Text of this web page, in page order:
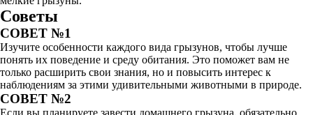
Советы
СОВЕТ №1
Изучите особенности каждого вида грызунов, чтобы лучше
понять их поведение и среду обитания. Это поможет вам не
только расширить свои знания, но и повысить интерес к
наблюдениям за этими удивительными животными в природе.
СОВЕТ №2
Если вы планируете завести домашнего грызуна, обязательно